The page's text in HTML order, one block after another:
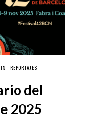
· REPORTAJES
del
2025